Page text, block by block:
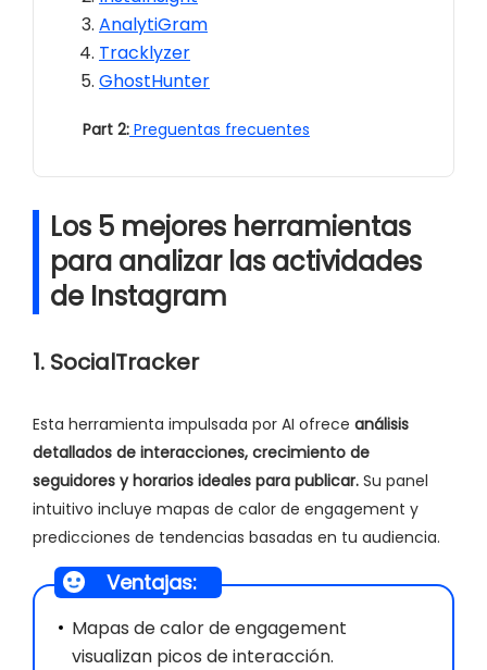
AnalytiGram
Tracklyzer
GhostHunter
Part 2: Preguentas frecuentes
Los 5 mejores herramientas
para analizar las actividades
de Instagram
1. SocialTracker
Esta herramienta impulsada por AI ofrece análisis
detallados de interacciones, crecimiento de
seguidores y horarios ideales para publicar. Su panel
intuitivo incluye mapas de calor de engagement y
predicciones de tendencias basadas en tu audiencia.
Ventajas:
Mapas de calor de engagement
visualizan picos de interacción.